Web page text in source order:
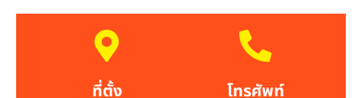
ที่ตั้ง โทรศัพท์